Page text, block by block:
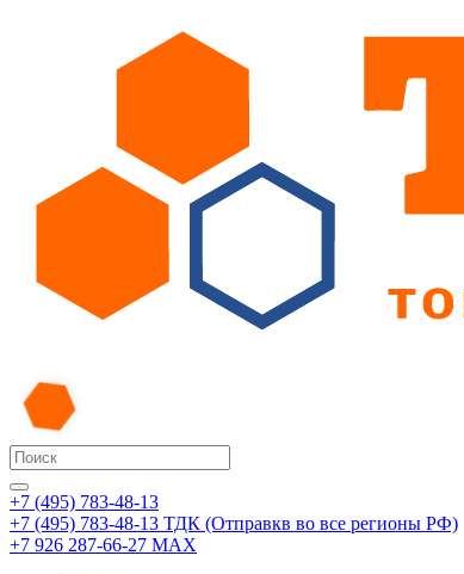
+7 (495) 783-48-13
+7 (495) 783-48-13 ТДК (Отправкв во все регионы РФ)
+7 926 287-66-27 МАХ